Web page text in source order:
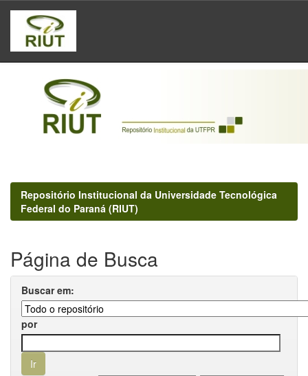
Skip
navigation
Repositório Institucional da Universidade Tecnológica
Federal do Paraná (RIUT)
Página de Busca
Buscar em:
por